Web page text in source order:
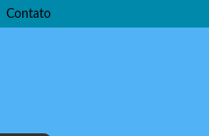
Contato